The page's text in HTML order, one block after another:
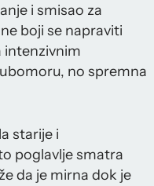
i smisao za
boji se napraviti
intenzivnim
no spremna
starije i
poglavlje smatra
da je mirna dok je